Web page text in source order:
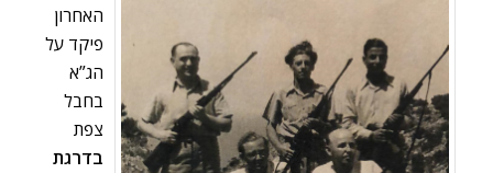
האחרון
פיקד על
הג”א
בחבל
צפת
בדרגת